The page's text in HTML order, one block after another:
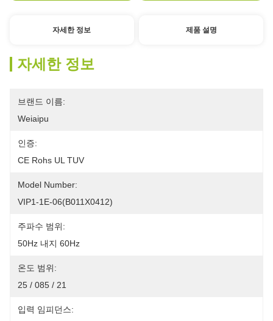
자세한 정보 제품 설명
자세한 정보
브랜드 이름:
Weiaipu
인증:
CE Rohs UL TUV
Model Number:
VIP1-1E-06(B011X0412)
주파수 범위:
50Hz 내지 60Hz
온도 범위:
25 / 085 / 21
입력 임피던스: